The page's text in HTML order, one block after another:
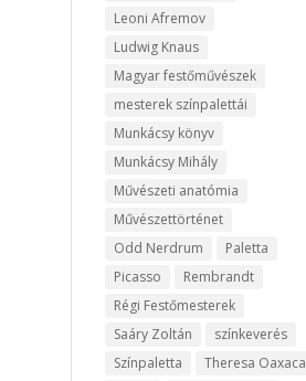
Leoni Afremov
Ludwig Knaus
Magyar festőművészek
mesterek színpalettái
Munkácsy könyv
Munkácsy Mihály
Művészeti anatómia
Művészettörténet
Odd Nerdrum
Paletta
Picasso
Rembrandt
Régi Festőmesterek
Saáry Zoltán
színkeverés
Színpaletta
Theresa Oaxaca